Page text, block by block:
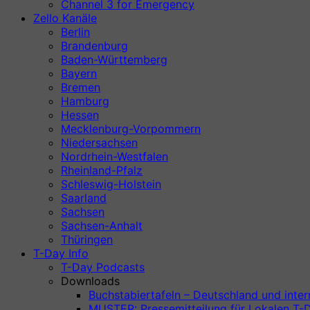
Channel 3 for Emergency
Zello Kanäle
Berlin
Brandenburg
Baden-Württemberg
Bayern
Bremen
Hamburg
Hessen
Mecklenburg-Vorpommern
Niedersachsen
Nordrhein-Westfalen
Rheinland-Pfalz
Schleswig-Holstein
Saarland
Sachsen
Sachsen-Anhalt
Thüringen
T-Day Info
T-Day Podcasts
Downloads
Buchstabiertafeln – Deutschland und